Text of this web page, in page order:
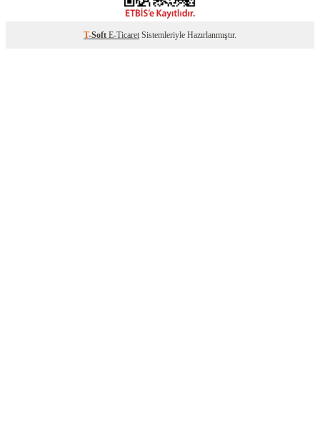
T-Soft E-Ticaret Sistemleriyle Hazırlanmıştır.